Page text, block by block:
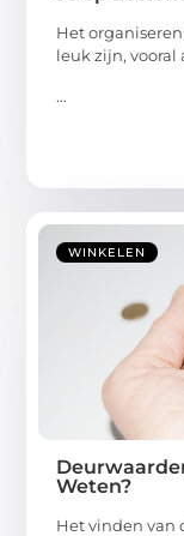
Het
leuk zijn, vooral
...
WINKELEN
Weten?
Het vinden van